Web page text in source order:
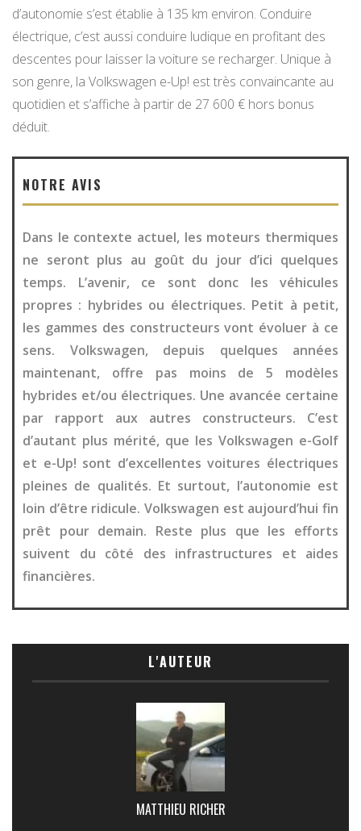
d’autonomie s’est établie à 135 km environ. Conduire
électrique, c’est aussi conduire ludique en profitant des
descentes pour laisser la voiture se recharger. Unique à
son genre, la Volkswagen e-Up! est très convaincante au
quotidien et s’affiche à partir de 27 600 € hors bonus
déduit.
NOTRE AVIS
Dans le contexte actuel, les moteurs thermiques
ne seront plus au goût du jour d’ici quelques
temps. L’avenir, ce sont donc les véhicules
propres : hybrides ou électriques. Petit à petit,
les gammes des constructeurs vont évoluer à ce
sens. Volkswagen, depuis quelques années
maintenant, offre pas moins de 5 modèles
hybrides et/ou électriques. Une avancée certaine
par rapport aux autres constructeurs. C’est
d’autant plus mérité, que les Volkswagen e-Golf
et e-Up! sont d’excellentes voitures électriques
pleines de qualités. Et surtout, l’autonomie est
loin d’être ridicule. Volkswagen est aujourd’hui fin
prêt pour demain. Reste plus que les efforts
suivent du côté des infrastructures et aides
financières.
L'AUTEUR
MATTHIEU RICHER